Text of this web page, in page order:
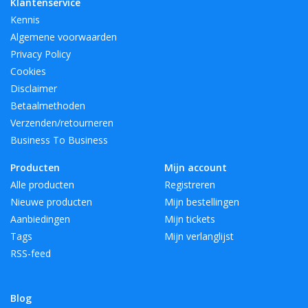
Kennis
Algemene voorwaarden
Privacy Policy
Cookies
Disclaimer
Betaalmethoden
Verzenden/retourneren
Business To Business
Producten
Alle producten
Nieuwe producten
Aanbiedingen
Tags
RSS-feed
Blog
Mijn account
Registreren
Mijn bestellingen
Mijn tickets
Mijn verlanglijst